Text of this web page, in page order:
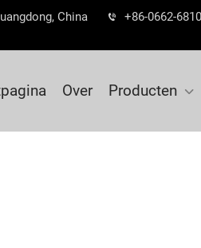
China
+86-0662-
Over Producten